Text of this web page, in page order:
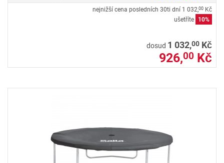
nejnižší cena posledních 30ti dní 1 032,00 Kč
ušetříte
10%
dosud 1 032,00 Kč
926,00 Kč